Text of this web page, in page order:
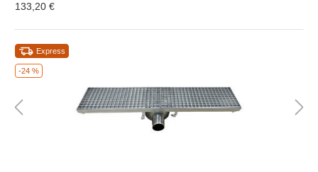
133,20 €
-24 %
Express